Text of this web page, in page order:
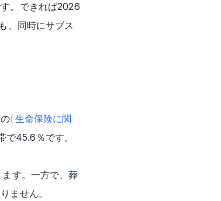
。できれば2026
、同時にサブス
( 生命保険に関
45.6％です。
す。一方で、葬
ません。